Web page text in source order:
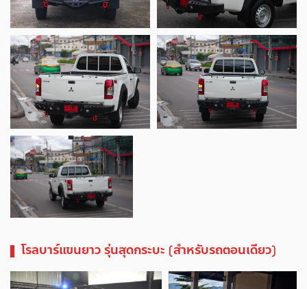
โรลบาร์แขนยาว รุ่นสุดกระบะ (สำหรับรถตอนเดียว)